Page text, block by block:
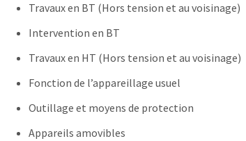
Travaux en BT (Hors tension et au voisinage)
Intervention en BT
Travaux en HT (Hors tension et au voisinage)
Fonction de l’appareillage usuel
Outillage et moyens de protection
Appareils amovibles